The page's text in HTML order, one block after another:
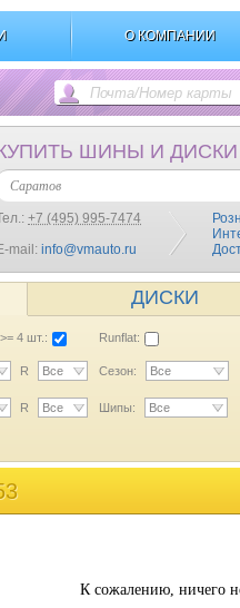
О КОМПАНИИ
ШИНЫ И ДИСКИ
Саратов
+7 (495) 995-7474
mail: info@vmauto.ru
ДИСКИ
4 шт.: Runflat:
R Все Сезон: Все
R Все Шипы: Все
К сожалению, ничего